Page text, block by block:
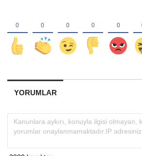
YORUMLAR